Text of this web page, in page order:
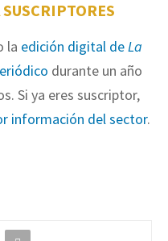
la edición digital deLa
durante un año
Si ya eres suscriptor,
información del sector.